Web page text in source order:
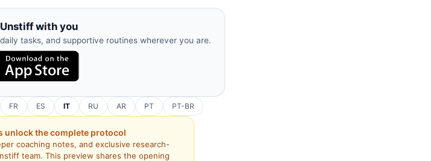
with you
tasks, and supportive routines wherever you are.
FR ES IT RU AR PT PT-BR
unlock the complete protocol
coaching notes, and exclusive research-
team. This preview shares the opening